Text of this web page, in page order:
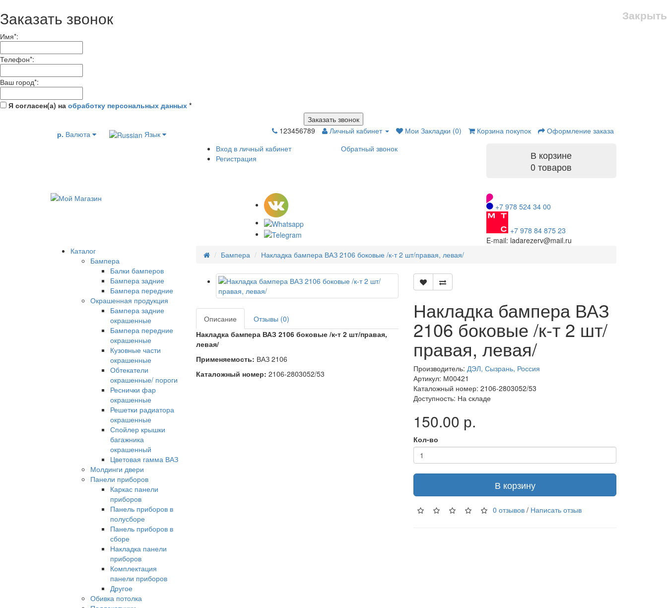
Закрыть
Заказать звонок
Имя*:
Телефон*:
Ваш город*:
Я согласен(а) на обработку персональных данных *
Заказать звонок
р. Валюта Язык 123456789 Личный кабинет Мои Закладки (0) Корзина покупок
Оформление заказа
Вход в личный кабинет
Регистрация
Обратный звонок
В корзине
0 товаров
+7 978 524 34 00
+7 978 84 875 23
E-mail: ladarezerv@mail.ru
Каталог
Бампера
Балки бамперов
Бампера задние
Бампера передние
Окрашенная продукция
Бампера задние
окрашенные
Бампера передние
окрашенные
Кузовные части
окрашенные
Обтекатели
окрашенные/ пороги
Реснички фар
окрашенные
Решетки радиатора
окрашенные
Спойлер крышки
багажника
окрашенный
Цветовая гамма ВАЗ
Молдинги двери
Панели приборов
Каркас панели
приборов
Панель приборов в
полусборе
Панель приборов в
сборе
Накладка панели
приборов
Комплектация
панели приборов
Другое
Обивка потолка
Бампера Накладка бампера ВАЗ 2106 боковые /к-т 2 шт/правая, левая/
Описание
Отзывы (0)
Накладка бампера ВАЗ 2106 боковые /к-т 2 шт/правая,
левая/
Применяемость: ВАЗ 2106
Каталожный номер: 2106-2803052/53
Накладка бампера ВАЗ
2106 боковые /к-т 2 шт/
правая, левая/
Производитель:ДЭЛ, Сызрань, Россия
Артикул: М00421
Каталожный номер: 2106-2803052/53
Доступность: На складе
150.00 р.
Кол-во
В корзину
0 отзывов / Написать отзыв